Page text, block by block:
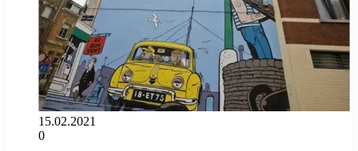
15.02.2021
0